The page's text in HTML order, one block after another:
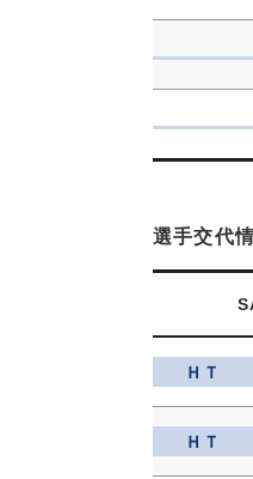
選手交代
ＨＴ
ＨＴ